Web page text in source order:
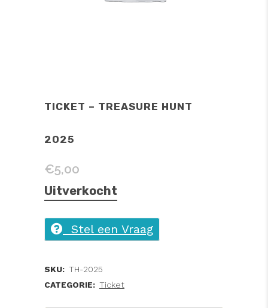
TICKET – TREASURE HUNT
2025
€5,00
Uitverkocht
Stel een Vraag
SKU: TH-2025
CATEGORIE: Ticket